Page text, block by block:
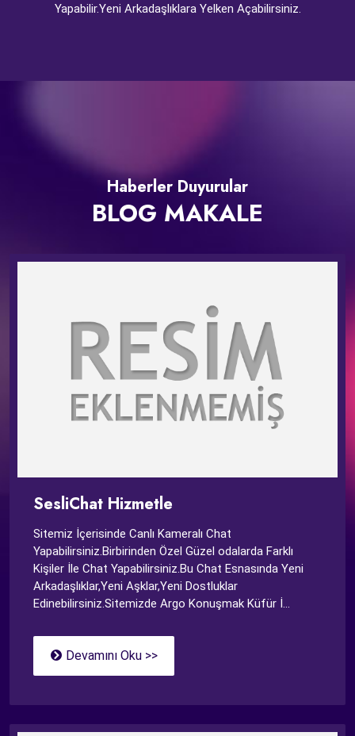
Yapabilir.Yeni Arkadaşlıklara Yelken Açabilirsiniz.
Haberler Duyurular
BLOG MAKALE
SesliChat Hizmetle
Sitemiz İçerisinde Canlı Kameralı Chat
Yapabilirsiniz.Birbirinden Özel Güzel odalarda Farklı
Kişiler İle Chat Yapabilirsiniz.Bu Chat Esnasında Yeni
Arkadaşlıklar,Yeni Aşklar,Yeni Dostluklar
Edinebilirsiniz.Sitemizde Argo Konuşmak Küfür İ...
Devamını Oku >>